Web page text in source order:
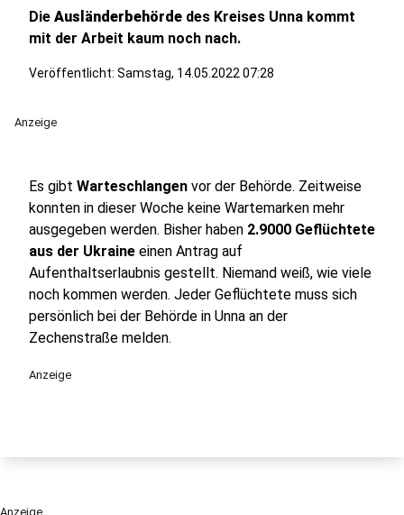
Die Ausländerbehörde des Kreises Unna kommt
mit der Arbeit kaum noch nach.
Veröffentlicht: Samstag, 14.05.2022 07:28
Anzeige
Es gibt Warteschlangen vor der Behörde. Zeitweise
konnten in dieser Woche keine Wartemarken mehr
ausgegeben werden. Bisher haben 2.9000 Geflüchtete
aus der Ukraine einen Antrag auf
Aufenthaltserlaubnis gestellt. Niemand weiß, wie viele
noch kommen werden. Jeder Geflüchtete muss sich
persönlich bei der Behörde in Unna an der
Zechenstraße melden.
Anzeige
Anzeige